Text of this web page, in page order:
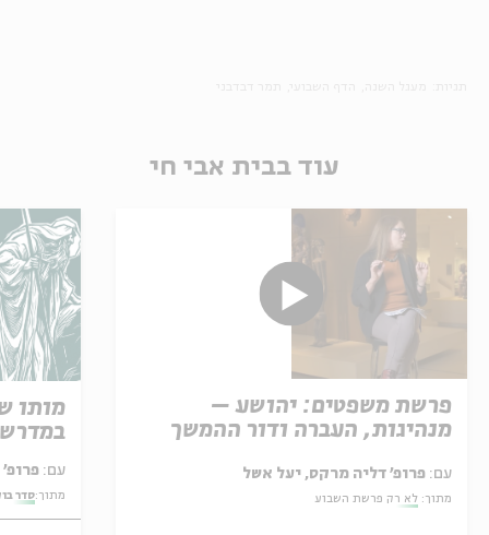
עוד בבית אבי חי
פרשת משפטים: יהושע –
מנהיגות, העברה ודור ההמשך
עם: פרופ' דליה מרקס, יעל אשל
מתוך: לא רק פרשת השבוע
מותו
עם: פרופ' אביגדור שנאן
מתוך:סדר